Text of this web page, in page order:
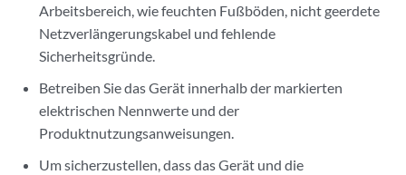
Arbeitsbereich, wie feuchten Fußböden, nicht geerdete
Netzverlängerungskabel und fehlende
Sicherheitsgründe.
Betreiben Sie das Gerät innerhalb der markierten
elektrischen Nennwerte und der
Produktnutzungsanweisungen.
Um sicherzustellen, dass das Gerät und die